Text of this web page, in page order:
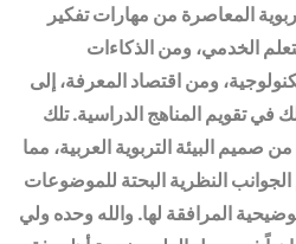
المعاصرة من مهارات تفكير
الخدمي، ومن الذكاءات
ومن اقتصاد المعرفة، إلى
في تقويم المناهج الدراسية. تلك
صميم البيئة التربوية العربية، مما
النظرية البحتة للموضوعات
المرافقة لها. والله وحده ولي